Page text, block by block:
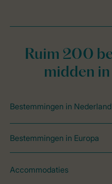
Ruim 200
midden
Bestemmingen in Nederland
Bestemmingen in Europa
Accommodaties